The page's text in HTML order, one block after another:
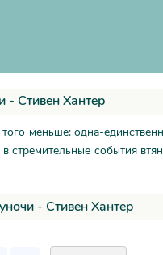
- Стивен Хантер
меньше: одна-
стремительные события
- Стивен Хантер